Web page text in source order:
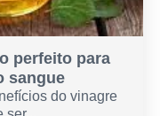
perfeito para
sangue
do vinagre